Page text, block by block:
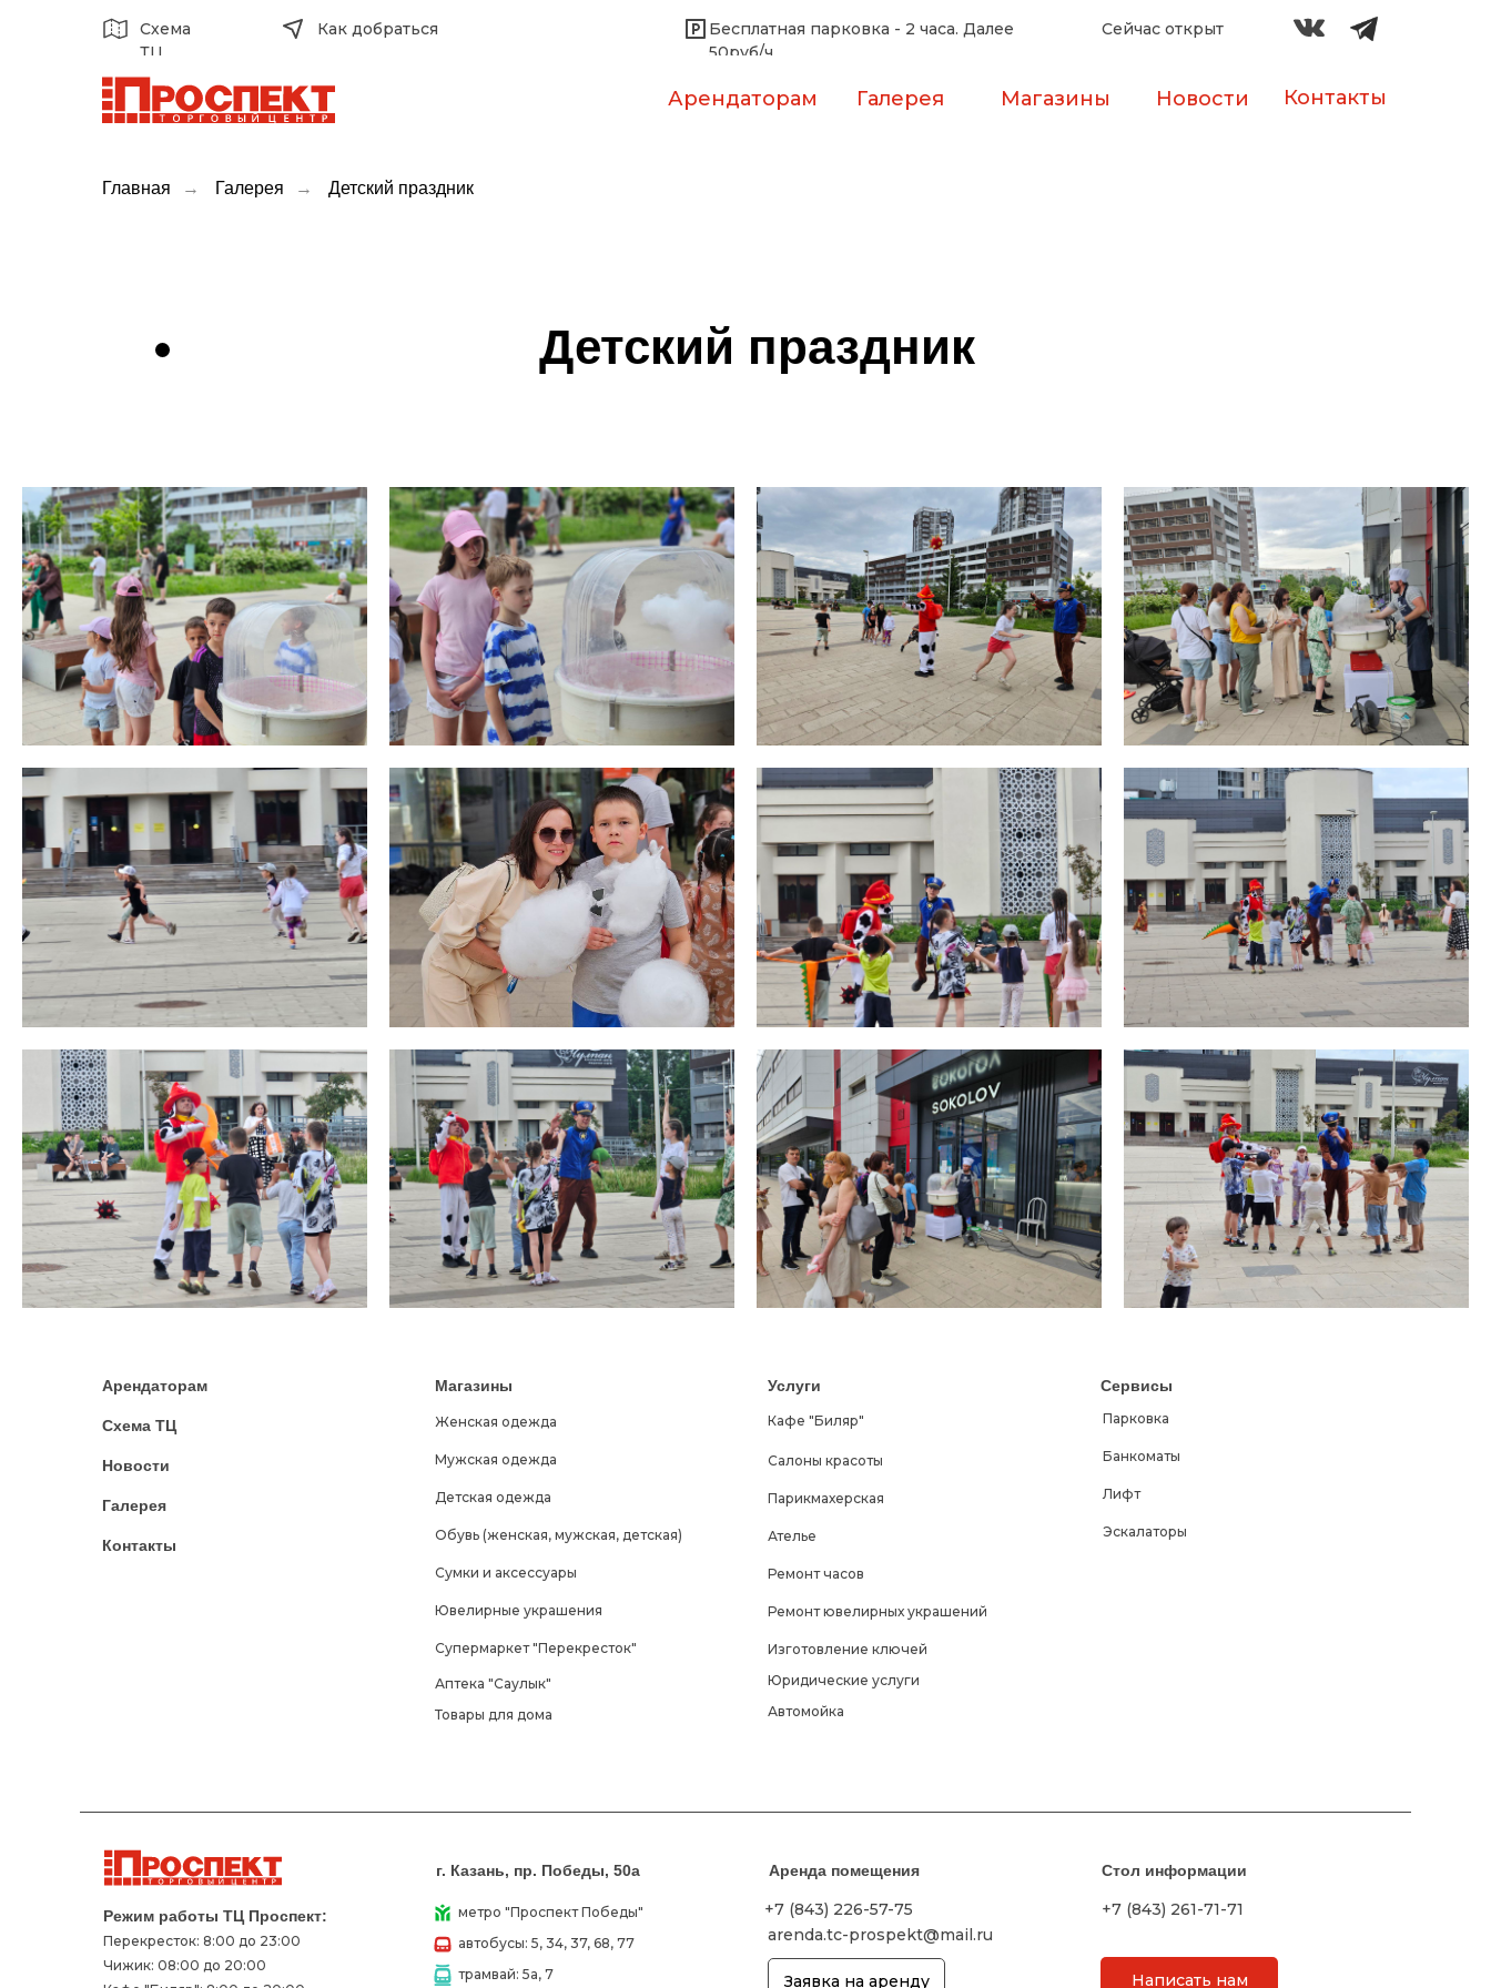
Схема
ТЦ
Как добраться
Бесплатная парковка - 2 часа. Далее
50руб/ч
Сейчас открыт
Арендаторам Магазины Новости Контакты
Распродажа
Галерея
Школьная форма
Главная → Галерея → Детский праздник
Детский праздник
Арендаторам Магазины
Женская одежда
Услуги Сервисы
Схема ТЦ
Новости
Галерея
Контакты
Мужская одежда
Детская одежда
Обувь (женская, мужская, детская)
Сумки и аксессуары
Ювелирные украшения
Супермаркет "Перекресток"
Аптека "Саулык"
Товары для дома
Кафе "Биляр"
Салоны красоты
Парикмахерская
Ателье
Ремонт часов
Ремонт ювелирных украшений
Изготовление ключей
Автомойка
Парковка
Банкоматы
Лифт
Эскалаторы
Режим работы ТЦ Проспект:
г. Казань, пр. Победы, 50а
метро "Проспект Победы"
Аренда помещения Стол информации
Перекресток: 8:00 до 23:00
Чижик: 08:00 до 20:00
+7 (843) 226-57-75
автобусы: 5, 34, 37, 68, 77 arenda.tc-prospekt@mail.ru
+7 (843) 261-71-71
Заявка на аренду Написать нам
Юридические услуги
трамвай: 5а, 7